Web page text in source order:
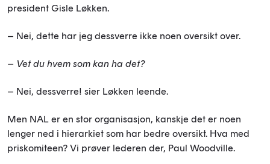
president Gisle Løkken.
– Nei, dette har jeg dessverre ikke noen oversikt over.
– Vet du hvem som kan ha det?
– Nei, dessverre! sier Løkken leende.
Men NAL er en stor organisasjon, kanskje det er noen
lenger ned i hierarkiet som har bedre oversikt. Hva med
priskomiteen? Vi prøver lederen der, Paul Woodville.